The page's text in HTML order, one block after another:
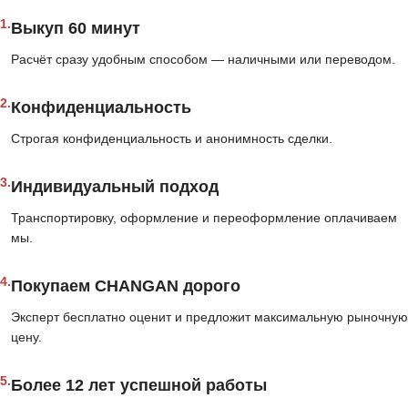
1.Выкуп 60 минут
Расчёт сразу удобным способом — наличными или переводом.
2.Конфиденциальность
Строгая конфиденциальность и анонимность сделки.
3.Индивидуальный подход
Транспортировку, оформление и переоформление оплачиваем
мы.
4.Покупаем CHANGAN дорого
Эксперт бесплатно оценит и предложит максимальную рыночную
цену.
5.Более 12 лет успешной работы